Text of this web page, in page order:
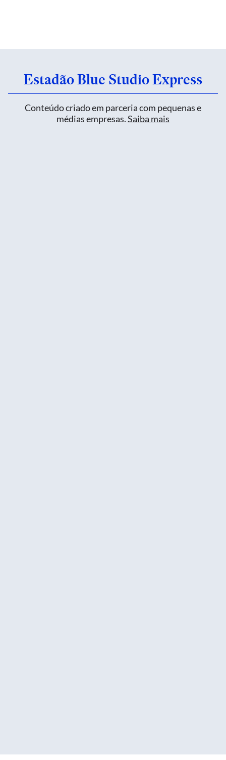
Estadão Blue Studio Express
Conteúdo criado em parceria com pequenas e
médias empresas.Saiba mais